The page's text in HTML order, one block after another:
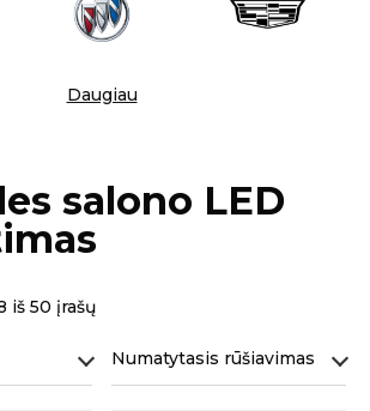
Daugiau
salono LED
iš 50 įrašų
Numatytasis rūšiavimas